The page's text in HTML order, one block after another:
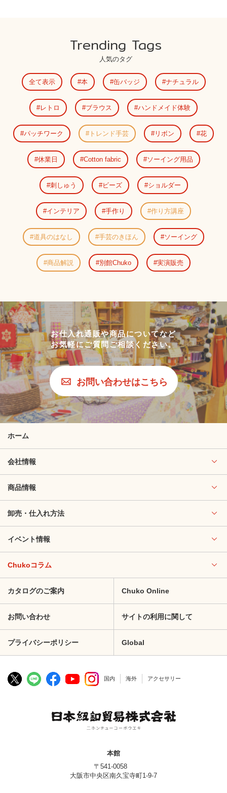
Trending Tags
人気のタグ
全て表示 本 缶バッジ ナチュラル
レトロ ブラウス ハンドメイド体験
パッチワーク トレンド手芸 リボン 花
休業日 Cotton fabric ソーイング用品
刺しゅう ビーズ ショルダー
インテリア 手作り 作り方講座
道具のはなし 手芸のきほん ソーイング
商品解説 別館Chuko 実演販売
お仕入れ通販や商品についてなど
お気軽にご質問ご相談ください。
お問い合わせはこちら
ホーム
会社情報
商品情報
卸売・仕入れ方法
イベント情報
Chukoコラム
カタログのご案内 Chuko Online
お問い合わせ サイトの利用に関して
プライバシーポリシー Global
国内 海外 アクセサリー
本館
〒541-0058
大阪市中央区南久宝寺町1-9-7